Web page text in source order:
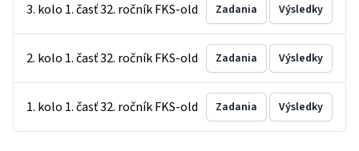
3. kolo 1. časť 32. ročník FKS-old Zadania Výsledky
2. kolo 1. časť 32. ročník FKS-old Zadania Výsledky
1. kolo 1. časť 32. ročník FKS-old Zadania Výsledky